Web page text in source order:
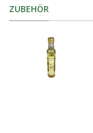
ZUBEHÖR